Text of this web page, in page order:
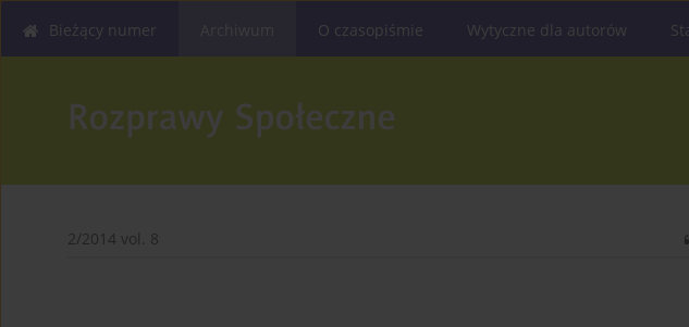
Bieżący numer O czasopiśmie Wytyczne dla autorów
2/2014 vol. 8